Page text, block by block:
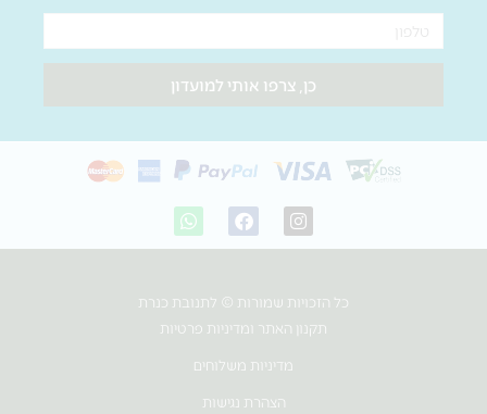
טלפון
כן, צרפו אותי למועדון
I
n
s
g
m
F
a
c
o
o
W
h
a
a
p
כל הזכויות שמורות © לתנובת כנרת
תקנון האתר ומדיניות פרטיות
מדיניות משלוחים
הצהרת נגישות